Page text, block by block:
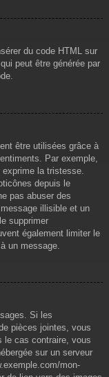
du code HTML sur
peut être générée par
être utilisées grâce à
Par exemple,
la tristesse.
depuis le
pas abuser des
illisible et un
supprimer
également limiter le
un message.
Si les
pièces jointes, vous
le cas contraire, vous
sur un serveur
mon-